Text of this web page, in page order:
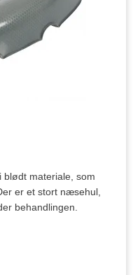
blødt materiale, som
er et stort næsehul,
behandlingen.